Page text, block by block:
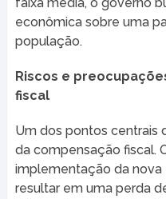
econômica sobre uma
população.
Riscos e
fiscal
Um dos pontos centrais
da compensação fiscal.
implementação da
resultar em uma perda